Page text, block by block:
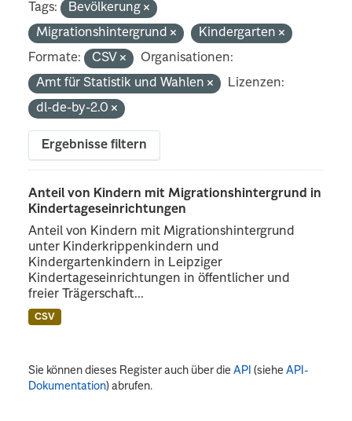
Tags:
Bevölkerung
Migrationshintergrund
Kindergarten
Formate:
CSV
Organisationen:
Amt für Statistik und Wahlen
Lizenzen:
dl-de-by-2.0
Ergebnisse filtern
Anteil von Kindern mit Migrationshintergrund in
Kindertageseinrichtungen
Anteil von Kindern mit Migrationshintergrund
unter Kinderkrippenkindern und
Kindergartenkindern in Leipziger
Kindertageseinrichtungen in öffentlicher und
freier Trägerschaft...
CSV
Sie können dieses Register auch über dieAPI (sieheAPI-
Dokumentation) abrufen.